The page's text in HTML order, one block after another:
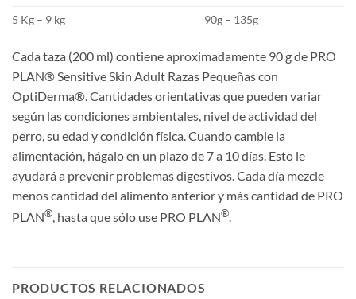
5 Kg – 9 kg
90g – 135g
Cada taza (200 ml) contiene aproximadamente 90 g de PRO
PLAN® Sensitive Skin Adult Razas Pequeñas con
OptiDerma®. Cantidades orientativas que pueden variar
según las condiciones ambientales, nivel de actividad del
perro, su edad y condición física. Cuando cambie la
alimentación, hágalo en un plazo de 7 a 10 días. Esto le
ayudará a prevenir problemas digestivos. Cada día mezcle
menos cantidad del alimento anterior y más cantidad de PRO
PLAN®, hasta que sólo use PRO PLAN®.
PRODUCTOS RELACIONADOS